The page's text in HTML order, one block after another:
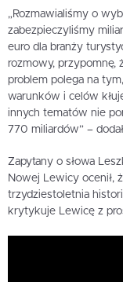
„Rozmawialiśmy o
zabezpieczyliśmy
euro dla branży
rozmowy, przypomnę,
problem polega na
warunków i celów
innych tematów nie
770 miliardów” –
Zapytany o słowa
Nowej Lewicy ocenił,
trzydziestoletnia
krytykuje Lewicę z